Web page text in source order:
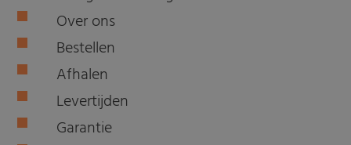
Over ons
Bestellen
Afhalen
Levertijden
Garantie